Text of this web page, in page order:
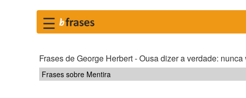
☰
Frases de George Herbert - Ousa dizer a verdade: nunca
Frases sobre Mentira